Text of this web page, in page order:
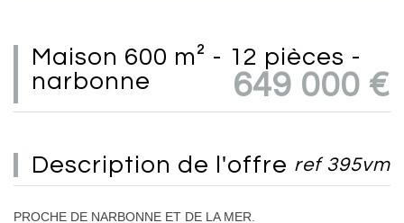
maison 600 m² - 12 pièces -
narbonne
649 000 €
description de l'offre ref 395vm
PROCHE DE NARBONNE ET DE LA MER.